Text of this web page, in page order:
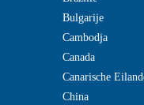
Bulgarije
Cambodja
Canada
Canarische
China